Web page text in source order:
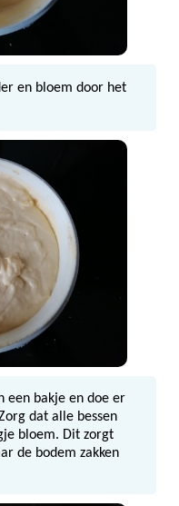
en bloem door het
een bakje en doe er
dat alle bessen
bloem. Dit zorgt
de bodem zakken